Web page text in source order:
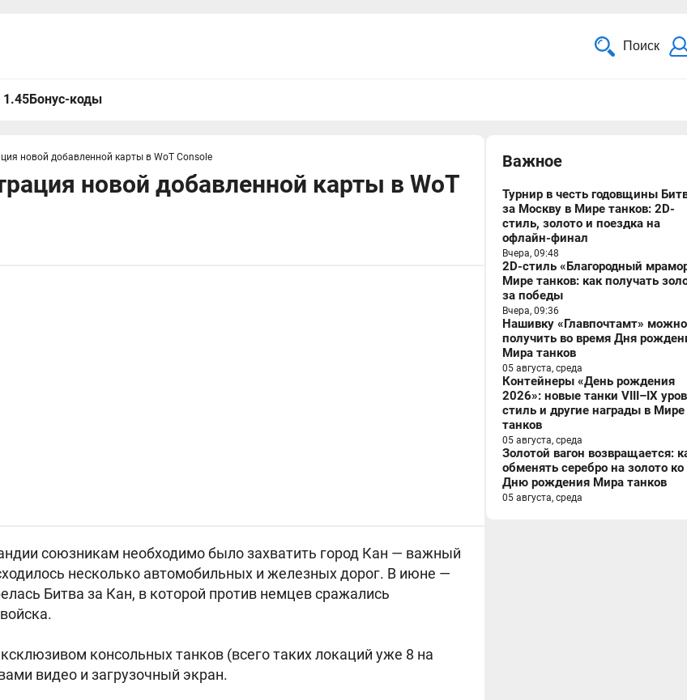
Поиск
1.45Бонус-коды
новой добавленной карты в WoT Console
новой добавленной карты в WoT
союзникам необходимо было захватить город Кан — важный
несколько автомобильных и железных дорог. В июне —
Битва за Кан, в которой против немцев сражались
консольных танков (всего таких локаций уже 8 на
видео и загрузочный экран.
Важное
Турнир в честь годовщины
за Москву в Мире танков: 2D-
стиль, золото и поездка на
офлайн-финал
Вчера, 09:48
2D-стиль «Благородный
Мире танков: как получать
за победы
Вчера, 09:36
Нашивку «Главпочтамт» можно
получить во время Дня
Мира танков
05 августа, среда
Контейнеры «День рождения
2026»: новые танки VIII–IX
стиль и другие награды в Мире
танков
05 августа, среда
Золотой вагон возвращается:
обменять серебро на золото ко
Дню рождения Мира танков
05 августа, среда